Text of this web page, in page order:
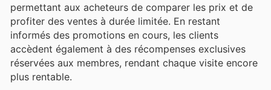
permettant aux acheteurs de comparer les prix et de
profiter des ventes à durée limitée. En restant
informés des promotions en cours, les clients
accèdent également à des récompenses exclusives
réservées aux membres, rendant chaque visite encore
plus rentable.